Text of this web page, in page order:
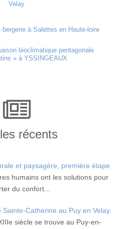
Velay
bergerie à Salettes en Haute-loire
bioclimatique pentagonale
» à YSSINGEAUX
récents
et paysagère, première étape
humains ont les solutions pour
du confort...
Catherine au Puy en Velay.
siècle se trouve au Puy-en-